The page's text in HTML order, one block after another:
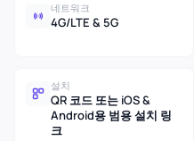
네트워크
4G/LTE & 5G
설치
QR 코드 또는 iOS &
Android용 범용 설치 링
크